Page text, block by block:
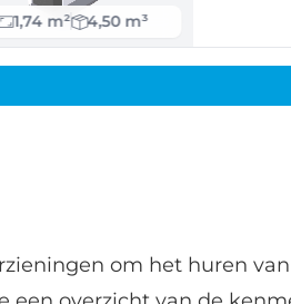
1,74 m² 4,50 m³
om het huren